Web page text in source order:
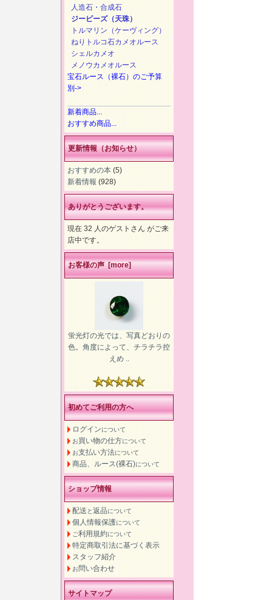
人造石・合成石
ジービーズ（天珠）
トルマリン（ケーヴィング）
ねりトルコ石カメオルース
シェルカメオ
メノウカメオルース
宝石ルース（裸石）のご予算
別->
新着商品...
おすすめ商品...
更新情報（お知らせ）
おすすめの本 (5)
新着情報 (928)
ありがとうございます。
現在 32 人のゲストさん がご来
店中です。
お客様の声 [more]
蛍光灯の光では、写真どおりの
色。角度によって、チラチラ控
えめ ..
初めてご利用の方へ
ログインについて
お買い物の仕方について
お支払い方法について
商品、ルース(裸石)について
ショップ情報
配送 と返品について
個人情報保護について
ご利用規約について
特定商取引法に基づく表示
スタッフ紹介
お問い合わせ
サイトマップ